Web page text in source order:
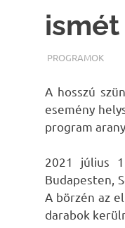
PROGRAMOK
A hosszú
esemény
program
2021 július
Budapesten,
A börzén az
darabok